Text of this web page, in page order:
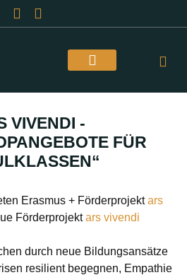
VIVENDI -
FÜR
Erasmus + Förderprojektars
Förderprojektars vivendi
durch neue Bildungsansätze
resilient begegnen, Empathie